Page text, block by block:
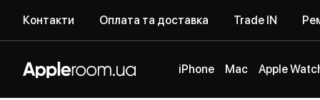
Контакти Оплата та доставка Trade IN
iPhone Mac Apple